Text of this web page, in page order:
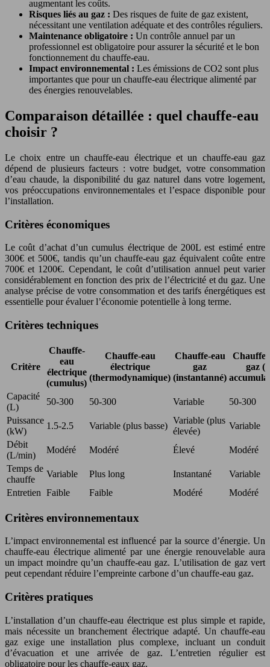
augmentant les coûts.
Risques liés au gaz : Des risques de fuite de gaz existent,
nécessitant une ventilation adéquate et des contrôles réguliers.
Maintenance obligatoire : Un contrôle annuel par un
professionnel est obligatoire pour assurer la sécurité et le bon
fonctionnement du chauffe-eau.
Impact environnemental : Les émissions de CO2 sont plus
importantes que pour un chauffe-eau électrique alimenté par
des énergies renouvelables.
Comparaison détaillée : quel chauffe-eau
choisir ?
Le choix entre un chauffe-eau électrique et un chauffe-eau gaz
dépend de plusieurs facteurs : votre budget, votre consommation
d’eau chaude, la disponibilité du gaz naturel dans votre logement,
vos préoccupations environnementales et l’espace disponible pour
l’installation.
Critères économiques
Le coût d’achat d’un cumulus électrique de 200L est estimé entre
300€ et 500€, tandis qu’un chauffe-eau gaz équivalent coûte entre
700€ et 1200€. Cependant, le coût d’utilisation annuel peut varier
considérablement en fonction des prix de l’électricité et du gaz. Une
analyse précise de votre consommation et des tarifs énergétiques est
essentielle pour évaluer l’économie potentielle à long terme.
Critères techniques
Critère
Chauffe-
eau
électrique
(cumulus)
Chauffe-eau
électrique
(thermodynamique)
Chauffe-eau
gaz
(instantanné)
Chauffe-
gaz (à
Capacité
(L)
50-300 50-300 Variable
50-300
Puissance
(kW)
1.5-2.5 Variable (plus basse)
Variable (plus
élevée)
Variable
Débit
(L/min)
Modéré Modéré Élevé
Modéré
Temps de
chauffe
Variable Plus long Instantané
Variable
Entretien Faible Faible Modéré Modéré
Critères environnementaux
L’impact environnemental est influencé par la source d’énergie. Un
chauffe-eau électrique alimenté par une énergie renouvelable aura
un impact moindre qu’un chauffe-eau gaz. L’utilisation de gaz vert
peut cependant réduire l’empreinte carbone d’un chauffe-eau gaz.
Critères pratiques
L’installation d’un chauffe-eau électrique est plus simple et rapide,
mais nécessite un branchement électrique adapté. Un chauffe-eau
gaz exige une installation plus complexe, incluant un conduit
d’évacuation et une arrivée de gaz. L’entretien régulier est
obligatoire pour les chauffe-eaux gaz.